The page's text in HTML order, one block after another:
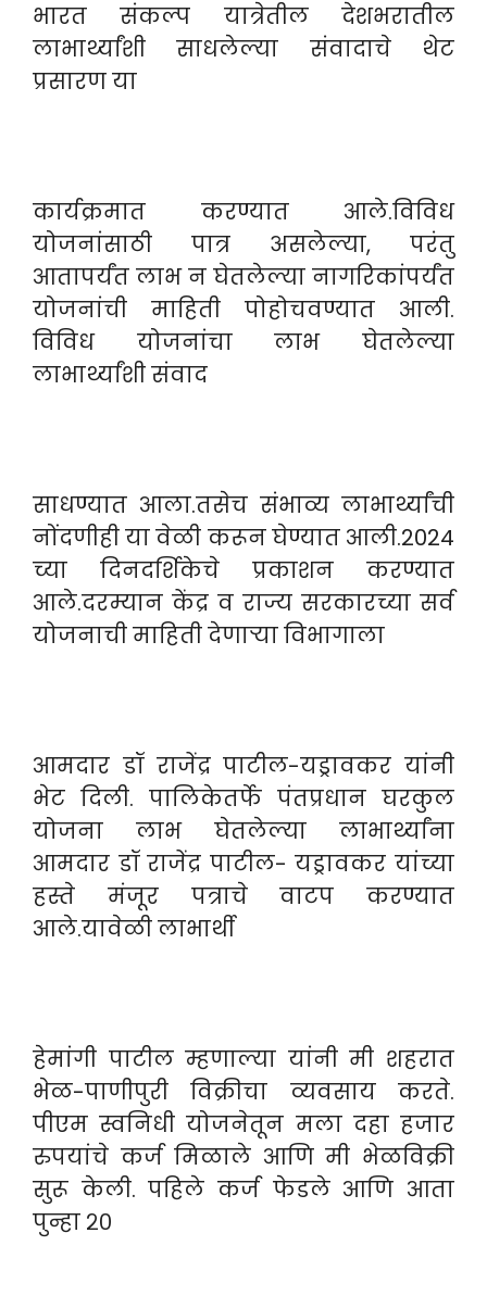
भारत संकल्प यात्रेतील देशभरातील
लाभार्थ्यांशी साधलेल्या संवादाचे थेट
प्रसारण या
कार्यक्रमात करण्यात आले.विविध
योजनांसाठी पात्र असलेल्या, परंतु
आतापर्यंत लाभ न घेतलेल्या नागरिकांपर्यंत
योजनांची माहिती पोहोचवण्यात आली.
विविध योजनांचा लाभ घेतलेल्या
लाभार्थ्यांशी संवाद
साधण्यात आला.तसेच संभाव्य लाभार्थ्यांची
नोंदणीही या वेळी करून घेण्यात आली.2024
च्या दिनदर्शिकेचे प्रकाशन करण्यात
आले.दरम्यान केंद्र व राज्य सरकारच्या सर्व
योजनाची माहिती देणाऱ्या विभागाला
आमदार डॉ राजेंद्र पाटील-यड्रावकर यांनी
भेट दिली. पालिकेतर्फे पंतप्रधान घरकुल
योजना लाभ घेतलेल्या लाभार्थ्यांना
आमदार डॉ राजेंद्र पाटील- यड्रावकर यांच्या
हस्ते मंजूर पत्राचे वाटप करण्यात
आले.यावेळी लाभार्थी
हेमांगी पाटील म्हणाल्या यांनी मी शहरात
भेळ-पाणीपुरी विक्रीचा व्यवसाय करते.
पीएम स्वनिधी योजनेतून मला दहा हजार
रुपयांचे कर्ज मिळाले आणि मी भेळविक्री
सुरू केली. पहिले कर्ज फेडले आणि आता
पुन्हा २०